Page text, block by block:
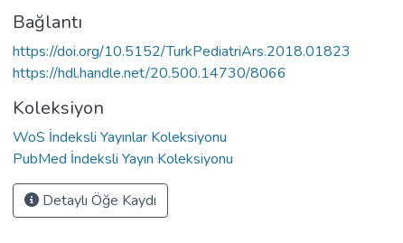
Bağlantı
https://doi.org/10.5152/TurkPediatriArs.2018.01823
https://hdl.handle.net/20.500.14730/8066
Koleksiyon
WoS İndeksli Yayınlar Koleksiyonu
PubMed İndeksli Yayın Koleksiyonu
Detaylı Öğe Kaydı